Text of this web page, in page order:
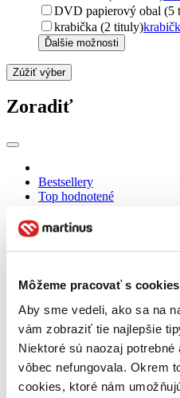
Môžeme pracovať s
Aby sme vedeli, ako sa na
vám zobraziť tie najlepšie
Niektoré sú naozaj
vôbec nefungovala. Okrem
cookies, ktoré nám
DVD papierový obal (5
krabička (2 tituly)
Ďalšie možnosti
Zúžiť výber
Zoradiť
Bestsellery
Top hodnotené
Najdrahšie
Najvyššia zľava